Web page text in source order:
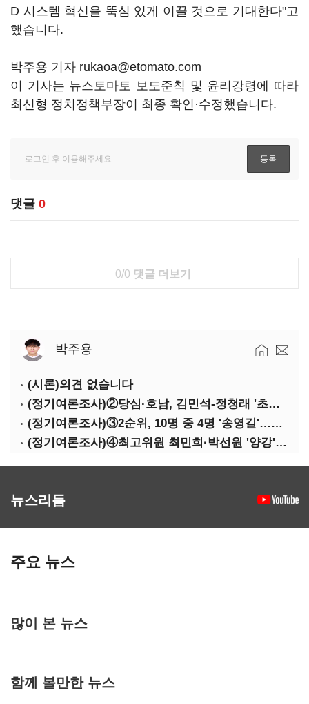
D 시스템 혁신을 뚝심 있게 이끌 것으로 기대한다"고
했습니다.
박주용 기자 rukaoa@etomato.com
이 기사는 뉴스토마토 보도준칙 및 윤리강령에 따라
최신형 정치정책부장이 최종 확인·수정했습니다.
댓글 0
0/0 댓글 더보기
박주용
(시론)의견 없습니다
(정기여론조사)②당심·호남, 김민석-정청래 '초접전'
(정기여론조사)③2순위, 10명 중 4명 '송영길'…정청래 '한 자릿수'
(정기여론조사)④최고위원 최민희·박선원 '양강'…서미화·이성윤·임미애 뒤이어
뉴스리듬
주요 뉴스
많이 본 뉴스
함께 볼만한 뉴스